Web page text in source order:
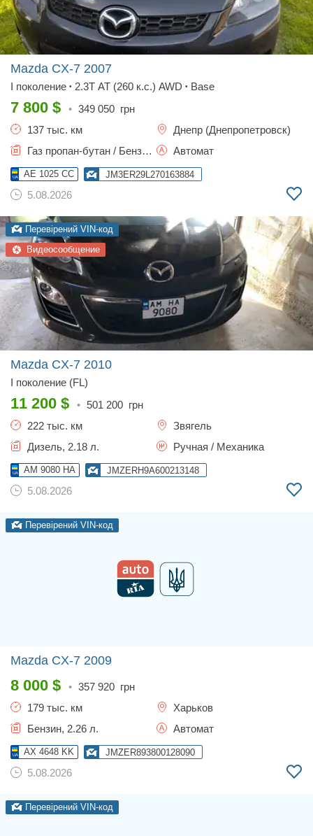
Mazda CX-7 2007
I поколение • 2.3T AT (260 к.с.) AWD • Base
7 800 $ • 349 050 грн
137 тыс. км
Днепр (Днепропетровск)
Газ пропан-бутан / Бензин, 2.3 л.
Автомат
AE 1025 CC JM3ER29L270163884
5.08.2026
Перевірений VIN-код
Видеосообщение
Mazda CX-7 2010
I поколение (FL)
11 200 $ • 501 200 грн
222 тыс. км
Звягель
Дизель, 2.18 л.
Ручная / Механика
AM 9080 HA JMZERH9A600213148
5.08.2026
Перевірений VIN-код
Mazda CX-7 2009
8 000 $ • 357 920 грн
179 тыс. км
Харьков
Бензин, 2.26 л.
Автомат
AX 4648 KK JMZER893800128090
5.08.2026
Перевірений VIN-код